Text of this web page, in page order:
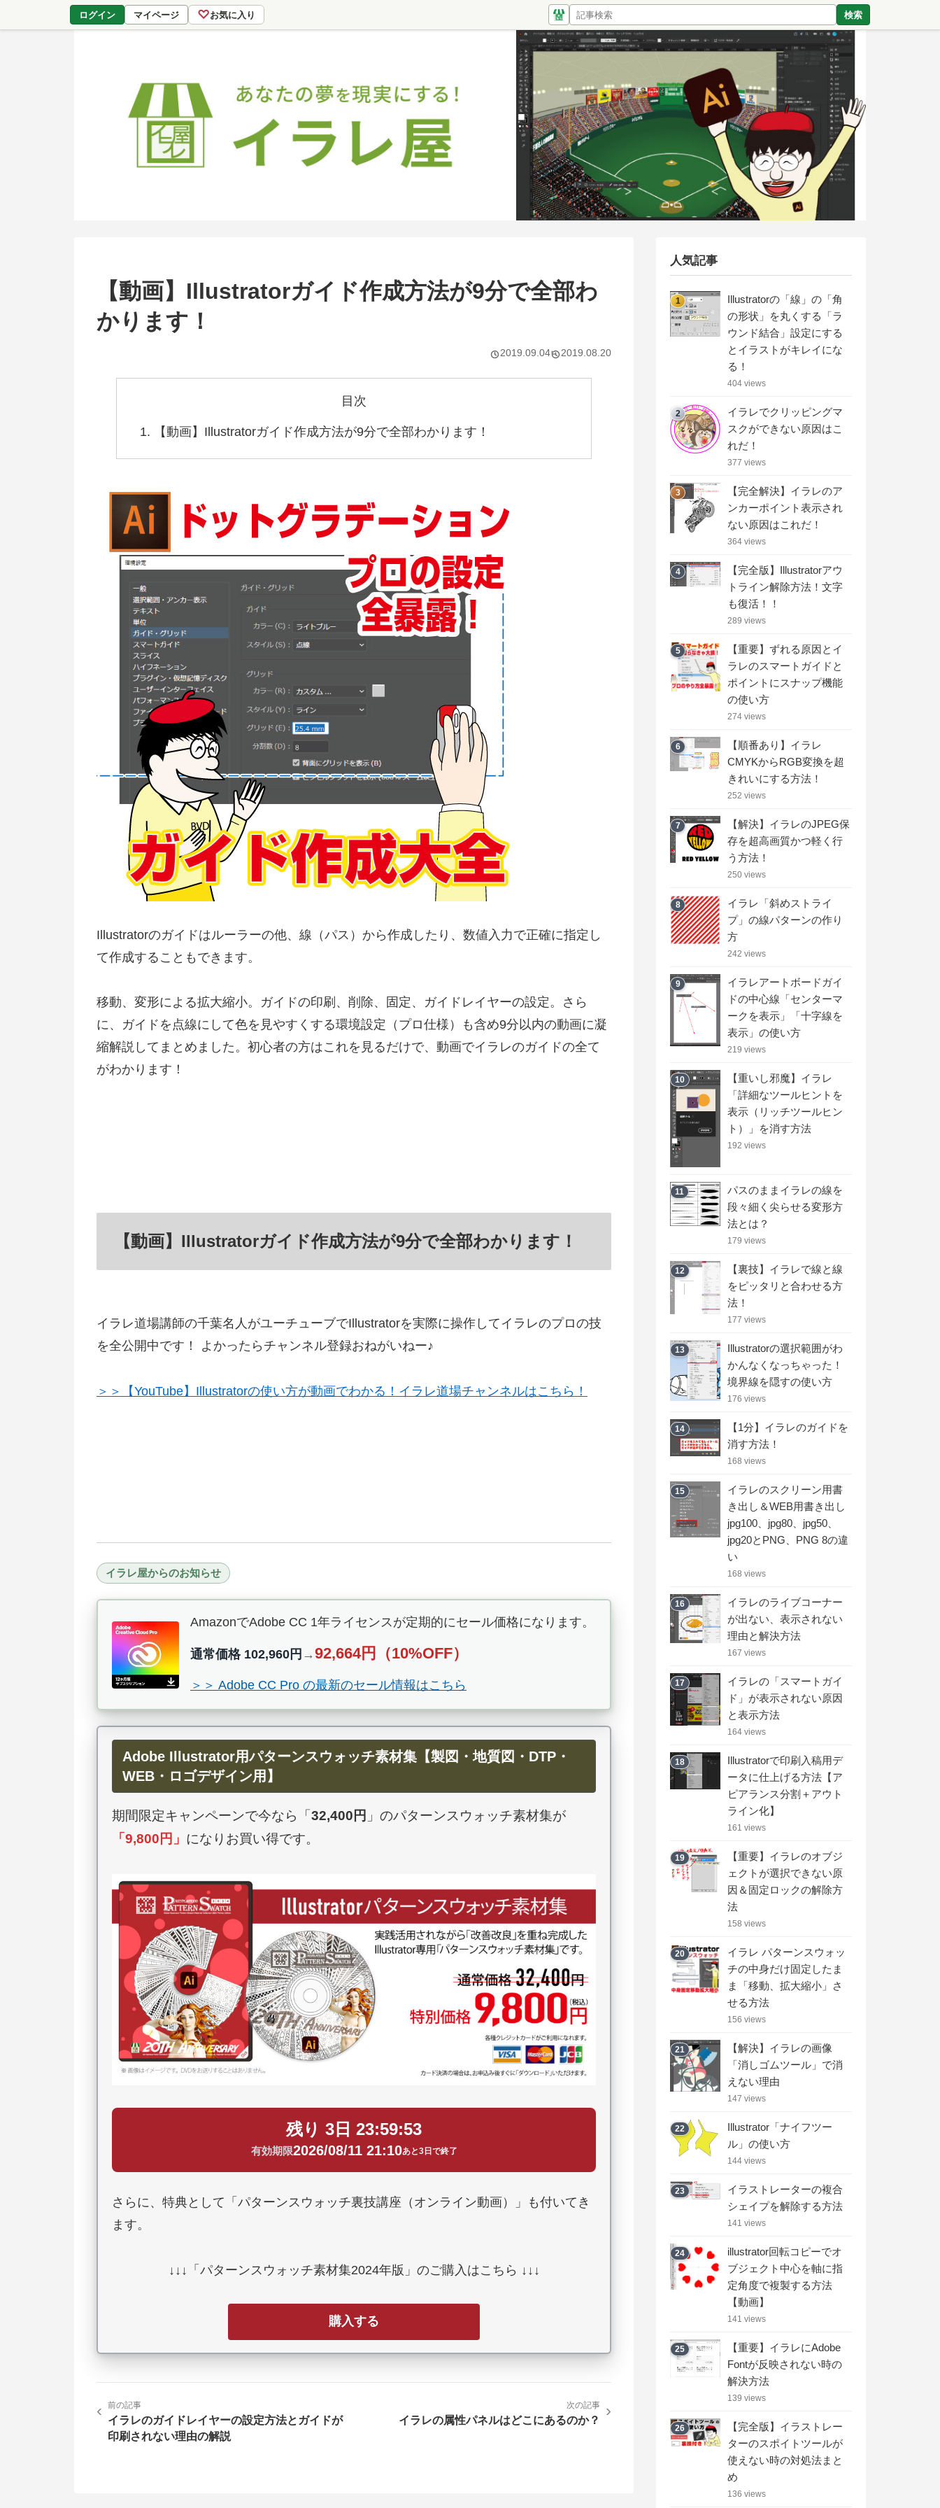
ログイン マイページ ♡お気に入り 検索
【動画】Illustratorガイド作成方法が9分で全部わ
かります！
2019.09.04 2019.08.20
目次
【動画】Illustratorガイド作成方法が9分で全部わかります！
Illustratorのガイドはルーラーの他、線（パス）から作成したり、数値入力で正確に指定し
て作成することもできます。
移動、変形による拡大縮小。ガイドの印刷、削除、固定、ガイドレイヤーの設定。さら
に、ガイドを点線にして色を見やすくする環境設定（プロ仕様）も含め9分以内の動画に凝
縮解説してまとめました。初心者の方はこれを見るだけで、動画でイラレのガイドの全て
がわかります！
【動画】Illustratorガイド作成方法が9分で全部わかります！
イラレ道場講師の千葉名人がユーチューブでIllustratorを実際に操作してイラレのプロの技
を全公開中です！ よかったらチャンネル登録おねがいねー♪
＞＞【YouTube】Illustratorの使い方が動画でわかる！イラレ道場チャンネルはこちら！
イラレ屋からのお知らせ
AmazonでAdobe CC 1年ライセンスが定期的にセール価格になります。
通常価格 102,960円 →92,664円（10%OFF）
＞＞ Adobe CC Pro の最新のセール情報はこちら
Adobe Illustrator用パターンスウォッチ素材集【製図・地質図・DTP・
WEB・ロゴデザイン用】
期間限定キャンペーンで今なら「 32,400円 」のパターンスウォッチ素材集が
「 9,800円 」 になりお買い得です。
残り 3日 23:59:52
有効期限2026/08/11 21:10あと3日で終了
さらに、特典として「パターンスウォッチ裏技講座（オンライン動画）」も付いてき
ます。
↓↓↓「パターンスウォッチ素材集2024年版」のご購入はこちら ↓↓↓
購入する
‹ 前の記事
イラレのガイドレイヤーの設定方法とガイドが
印刷されない理由の解説
次の記事
イラレの属性パネルはどこにあるのか？
›
人気記事
1
Illustratorの「線」の「角
の形状」を丸くする「ラ
ウンド結合」設定にする
とイラストがキレイにな
る！
404 views
2
イラレでクリッピングマ
スクができない原因はこ
れだ！
377 views
3
【完全解決】イラレのア
ンカーポイント表示され
ない原因はこれだ！
364 views
4
【完全版】Illustratorアウ
トライン解除方法！文字
も復活！！
289 views
5
【重要】ずれる原因とイ
ラレのスマートガイドと
ポイントにスナップ機能
の使い方
274 views
6
【順番あり】イラレ
CMYKからRGB変換を超
きれいにする方法！
252 views
7
【解決】イラレのJPEG保
存を超高画質かつ軽く行
う方法！
250 views
8
イラレ「斜めストライ
プ」の線パターンの作り
方
242 views
9
イラレアートボードガイ
ドの中心線「センターマ
ークを表示」「十字線を
表示」の使い方
219 views
10
【重いし邪魔】イラレ
「詳細なツールヒントを
表示（リッチツールヒン
ト）」を消す方法
192 views
11
パスのままイラレの線を
段々細く尖らせる変形方
法とは？
179 views
12
【裏技】イラレで線と線
をピッタリと合わせる方
法！
177 views
13
Illustratorの選択範囲がわ
かんなくなっちゃった！
境界線を隠すの使い方
176 views
14
【1分】イラレのガイドを
消す方法！
168 views
15
イラレのスクリーン用書
き出し＆WEB用書き出し
jpg100、jpg80、jpg50、
jpg20とPNG、PNG 8の違
い
168 views
16
イラレのライブコーナー
が出ない、表示されない
理由と解決方法
167 views
17
イラレの「スマートガイ
ド」が表示されない原因
と表示方法
164 views
18
Illustratorで印刷入稿用デ
ータに仕上げる方法【ア
ピアランス分割＋アウト
ライン化】
161 views
19
【重要】イラレのオブジ
ェクトが選択できない原
因＆固定ロックの解除方
法
158 views
20
イラレ パターンスウォッ
チの中身だけ固定したま
ま「移動、拡大縮小」さ
せる方法
156 views
21
【解決】イラレの画像
「消しゴムツール」で消
えない理由
147 views
22
Illustrator「ナイフツー
ル」の使い方
144 views
23
イラストレーターの複合
シェイプを解除する方法
141 views
24
illustrator回転コピーでオ
ブジェクト中心を軸に指
定角度で複製する方法
【動画】
141 views
25
【重要】イラレにAdobe
Fontが反映されない時の
解決方法
139 views
26
【完全版】イラストレー
ターのスポイトツールが
使えない時の対処法まと
め
136 views